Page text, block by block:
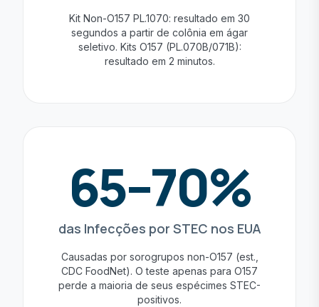
Kit Non-O157 PL.1070: resultado em 30
segundos a partir de colônia em ágar
seletivo. Kits O157 (PL.070B/071B):
resultado em 2 minutos.
65–70%
das Infecções por STEC nos EUA
Causadas por sorogrupos non-O157 (est.,
CDC FoodNet). O teste apenas para O157
perde a maioria de seus espécimes STEC-
positivos.